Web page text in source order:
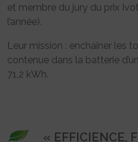
et membre du jury du prix
l’année).
Leur mission : enchaîner les
contenue dans la batterie
71,2 kWh.
« EFFICIENCE,